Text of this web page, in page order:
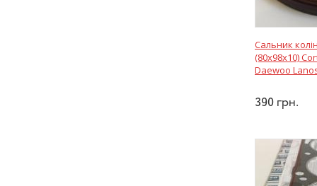
Сальник
(80x98x10)
Daewoo
390 грн.